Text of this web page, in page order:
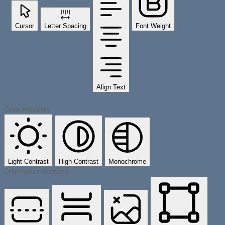
Cursor Letter Spacing
Align Text
Font Weight
Color Modules
Light Contrast High Contrast Monochrome
Orientation Modules